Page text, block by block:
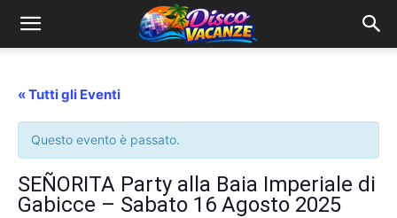
« Tutti gli Eventi
Questo evento è passato.
SEÑORITA Party alla Baia Imperiale di
Gabicce – Sabato 16 Agosto 2025